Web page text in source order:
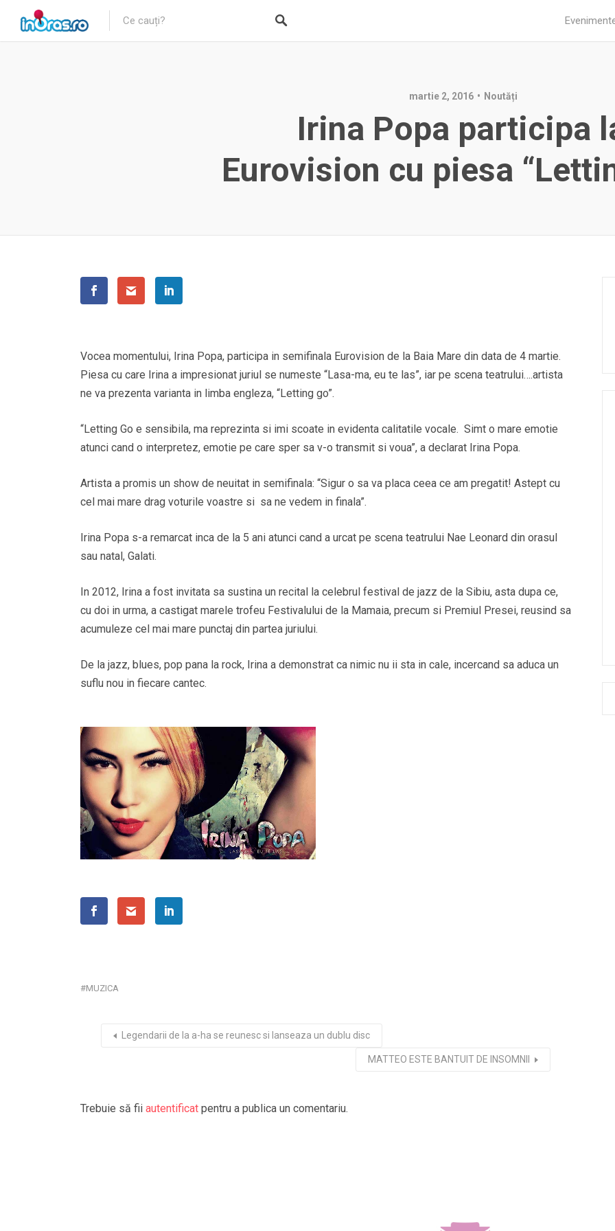
martie 2, 2016 Noutăți
Irina Popa participa
Eurovision cu piesa
Vocea momentului, Irina Popa, participa in semifinala Eurovision de la Baia Mare din data de 4 martie.
Piesa cu care Irina a impresionat juriul se numeste “Lasa-ma, eu te las”, iar pe scena teatrului….artista
ne va prezenta varianta in limba engleza, “Letting go”.
“Letting Go e sensibila, ma reprezinta si imi scoate in evidenta calitatile vocale. Simt o mare emotie
atunci cand o interpretez, emotie pe care sper sa v-o transmit si voua”, a declarat Irina Popa.
Artista a promis un show de neuitat in semifinala: “Sigur o sa va placa ceea ce am pregatit! Astept cu
cel mai mare drag voturile voastre si sa ne vedem in finala”.
Irina Popa s-a remarcat inca de la 5 ani atunci cand a urcat pe scena teatrului Nae Leonard din orasul
sau natal, Galati.
In 2012, Irina a fost invitata sa sustina un recital la celebrul festival de jazz de la Sibiu, asta dupa ce,
cu doi in urma, a castigat marele trofeu Festivalului de la Mamaia, precum si Premiul Presei, reusind sa
acumuleze cel mai mare punctaj din partea juriului.
De la jazz, blues, pop pana la rock, Irina a demonstrat ca nimic nu ii sta in cale, incercand sa aduca un
suflu nou in fiecare cantec.
MUZICA
Legendarii de la a-ha se reunesc si lanseaza un dublu disc
MATTEO ESTE BANTUIT DE INSOMNII
Trebuie să fii autentificat pentru a publica un comentariu.